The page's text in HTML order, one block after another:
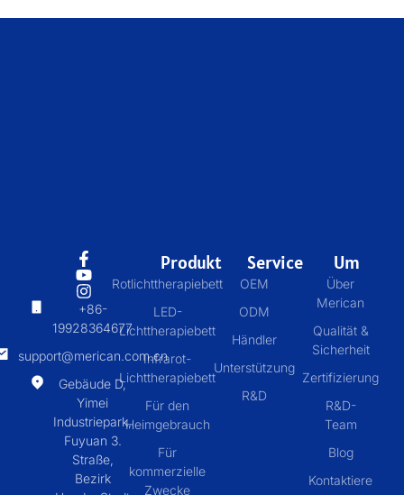
+86-
19928364677
support@merican.com.cn
Gebäude D,
Yimei
Industriepark,
Fuyuan 3.
Straße,
Bezirk
Produkt
Rotlichttherapiebett
LED-
Lichttherapiebett
Infrarot-
Lichttherapiebett
Für den
Heimgebrauch
Für
kommerzielle
Zwecke
Service
OEM
ODM
Händler
Unterstützung
R&D
Um
Über
Merican
Qualität &
Sicherheit
Zertifizierung
R&D-
Team
Blog
Kontaktiere